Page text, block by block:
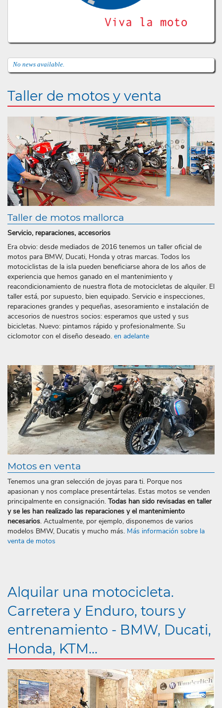
No news available.
Taller de motos y venta
Taller de motos mallorca
Servicio, reparaciones, accesorios
Era obvio: desde mediados de 2016 tenemos un taller oficial de
motos para BMW, Ducati, Honda y otras marcas. Todos los
motociclistas de la isla pueden beneficiarse ahora de los años de
experiencia que hemos ganado en el mantenimiento y
reacondicionamiento de nuestra flota de motocicletas de alquiler. El
taller está, por supuesto, bien equipado. Servicio e inspecciones,
reparaciones grandes y pequeñas, asesoramiento e instalación de
accesorios de nuestros socios: esperamos que usted y sus
bicicletas. Nuevo: pintamos rápido y profesionalmente. Su
ciclomotor con el diseño deseado. en adelante
Motos en venta
Tenemos una gran selección de joyas para ti. Porque nos
apasionan y nos complace presentártelas. Estas motos se venden
principalmente en consignación. Todas han sido revisadas en taller
y se les han realizado las reparaciones y el mantenimiento
necesarios. Actualmente, por ejemplo, disponemos de varios
modelos BMW, Ducatis y mucho más. Más información sobre la
venta de motos
Alquilar una motocicleta.
Carretera y Enduro, tours y
entrenamiento - BMW, Ducati,
Honda, KTM...